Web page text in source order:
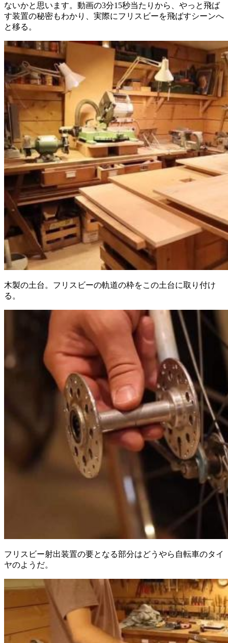
ないかと思います。動画の3分15秒当たりから、やっと飛ば
す装置の秘密もわかり、実際にフリスビーを飛ばすシーンへ
と移る。
木製の土台。フリスビーの軌道の枠をこの土台に取り付け
る。
フリスビー射出装置の要となる部分はどうやら自転車のタイ
ヤのようだ。